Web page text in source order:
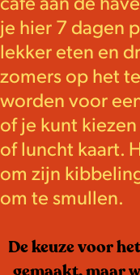
je hier 7 dagen
lekker eten en
zomers op het
worden voor
of je kunt
of luncht kaart.
om zijn
om te smullen.
De keuze voor